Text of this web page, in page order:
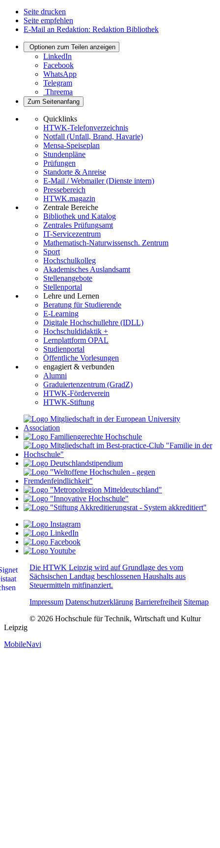
Seite drucken
Seite empfehlen
E-Mail an Redaktion: Redaktion Bibliothek
Optionen zum Teilen anzeigen
LinkedIn
Facebook
WhatsApp
Telegram
Threema
Zum Seitenanfang
Quicklinks
HTWK-Telefonverzeichnis
Notfall (Unfall, Brand, Havarie)
Mensa-Speiseplan
Stundenpläne
Prüfungen
Standorte & Anreise
E-Mail / Webmailer (Dienste intern)
Pressebereich
HTWK.magazin
Zentrale Bereiche
Bibliothek und Katalog
Zentrales Prüfungsamt
IT-Servicezentrum
Mathematisch-Naturwissensch. Zentrum
Sport
Hochschulkolleg
Akademisches Auslandsamt
Stellenangebote
Stellenportal
Lehre und Lernen
Beratung für Studierende
E-Learning
Digitale Hochschullehre (IDLL)
Hochschuldidaktik +
Lernplattform OPAL
Studienportal
Öffentliche Vorlesungen
engagiert & verbunden
Alumni
Graduiertenzentrum (GradZ)
HTWK-Förderverein
HTWK-Stiftung
Die HTWK Leipzig wird auf Grundlage des vom
Sächsischen Landtag beschlossenen Haushalts aus
Steuermitteln mitfinanziert.
Impressum Datenschutzerklärung Barrierefreiheit Sitemap
© 2026 Hochschule für Technik, Wirtschaft und Kultur
Leipzig
MobileNavi